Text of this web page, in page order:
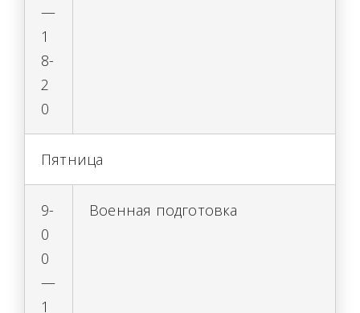
—
1
8-
2
0
Пятница
9-
0
0
—
1
Военная подготовка